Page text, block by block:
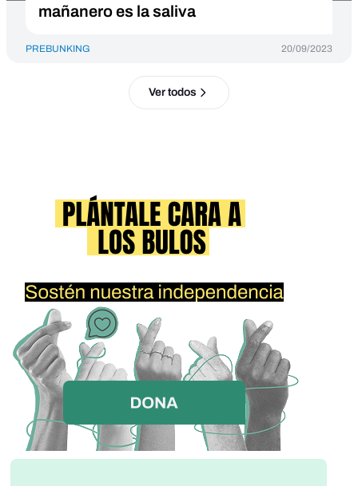
mañanero es la saliva
PREBUNKING 20/09/2023
Ver todos